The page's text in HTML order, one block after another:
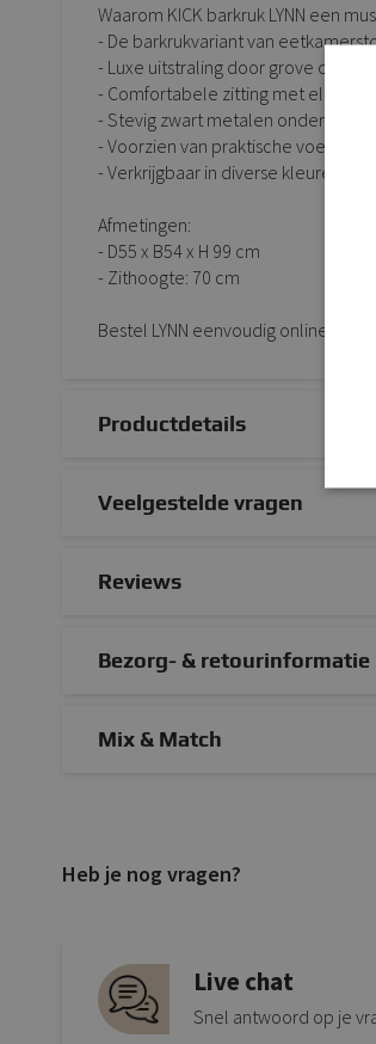
Waarom KICK barkruk LYNN een
- De barkrukvariant van
- Luxe uitstraling door grove chenille
- Comfortabele zitting met elegante
- Stevig zwart metalen onderstel
- Voorzien van praktische
- Verkrijgbaar in diverse kleuren
Afmetingen:
- D55 x B54 x H 99 cm
- Zithoogte: 70 cm
Bestel LYNN eenvoudig online of
Productdetails
Veelgestelde vragen
Reviews
Bezorg- & retourinformatie
Mix & Match
Heb je nog vragen?
Live chat
Snel antwoord op je